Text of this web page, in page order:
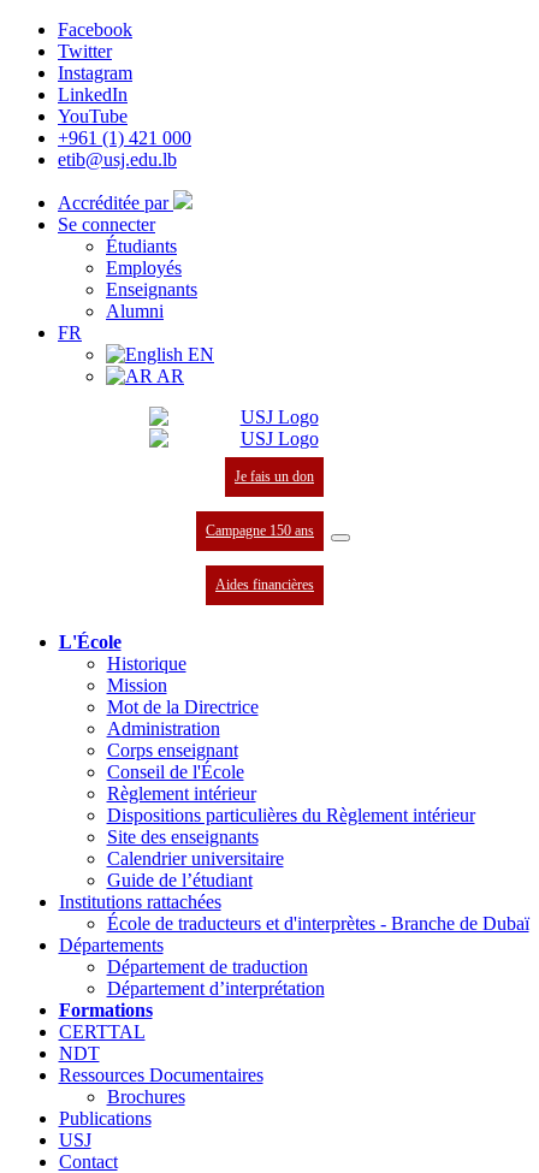
Facebook
Twitter
Instagram
LinkedIn
YouTube
+961 (1) 421 000
etib@usj.edu.lb
Accréditée par
Se connecter
Étudiants
Employés
Enseignants
Alumni
FR
EN
AR
Je fais un don
Campagne 150 ans
Aides financières
L'École
Historique
Mission
Mot de la Directrice
Administration
Corps enseignant
Conseil de l'École
Règlement intérieur
Dispositions particulières du Règlement intérieur
Site des enseignants
Calendrier universitaire
Guide de l’étudiant
Institutions rattachées
École de traducteurs et d'interprètes - Branche de Dubaï
Départements
Département de traduction
Département d’interprétation
Formations
CERTTAL
NDT
Ressources Documentaires
Brochures
Publications
USJ
Contact